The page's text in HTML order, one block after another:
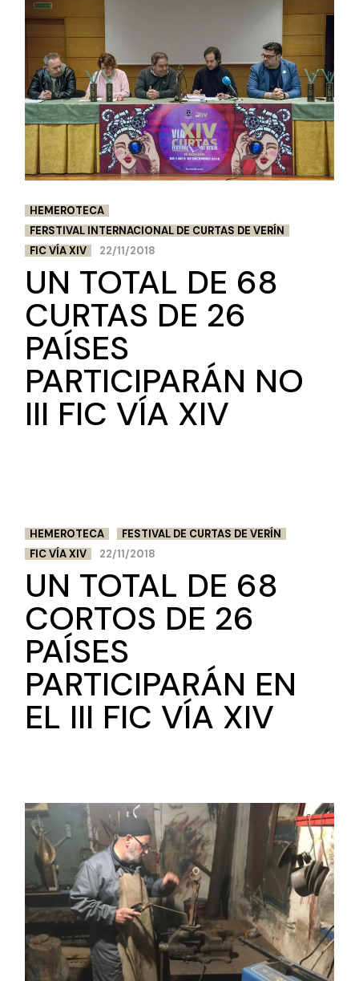
HEMEROTECA
FERSTIVAL INTERNACIONAL DE CURTAS DE VERÍN
FIC VÍA XIV
22/11/2018
UN TOTAL DE 68
CURTAS DE 26
PAÍSES
PARTICIPARÁN NO
III FIC VÍA XIV
HEMEROTECA
FESTIVAL DE CURTAS DE VERÍN
FIC VÍA XIV
22/11/2018
UN TOTAL DE 68
CORTOS DE 26
PAÍSES
PARTICIPARÁN EN
EL III FIC VÍA XIV